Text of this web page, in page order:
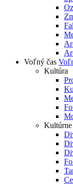
Voľný čas
Kultúra